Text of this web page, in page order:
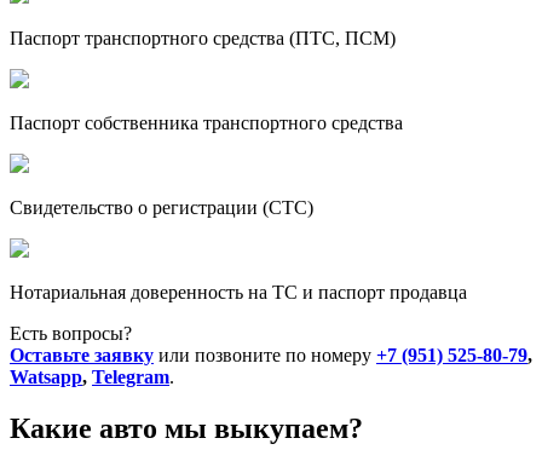
Паспорт транспортного средства (ПТС, ПСМ)
Паспорт собственника транспортного средства
Свидетельство о регистрации (СТС)
Нотариальная доверенность на ТС и паспорт продавца
Есть вопросы?
Оставьте заявку или позвоните по номеру +7 (951) 525-80-79,
Watsapp, Telegram.
Какие авто мы выкупаем?